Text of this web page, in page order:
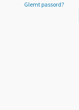
Glemt passord?